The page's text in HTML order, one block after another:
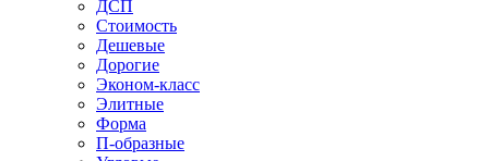
ДСП
Стоимость
Дешевые
Дорогие
Эконом-класс
Элитные
Форма
П-образные